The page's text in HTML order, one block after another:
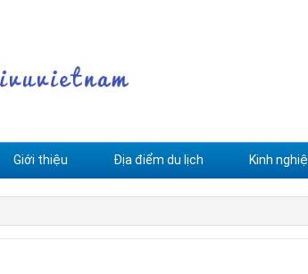
Giới thiệu Địa điểm du lịch Kinh